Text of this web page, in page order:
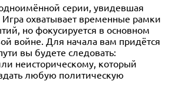
одноимённой серии, увидевшая
Игра охватывает временные рамки
но фокусируется в основном
войне. Для начала вам придётся
вы будете следовать:
неисторическому, который
любую политическую